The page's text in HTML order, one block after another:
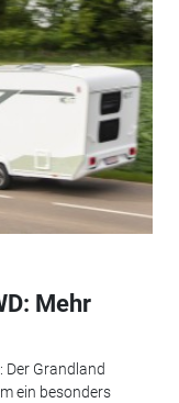
Mehr
Der Grandland
ein besonders